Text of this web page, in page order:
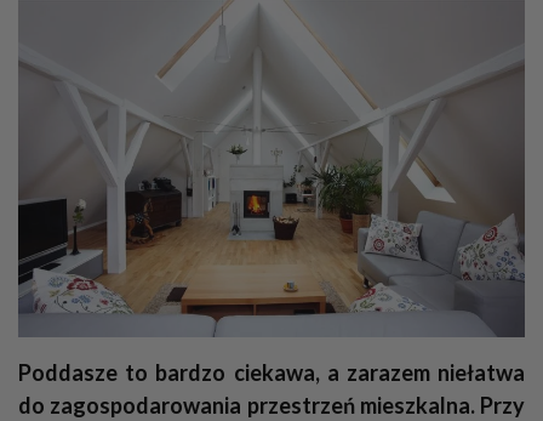
Poddasze to bardzo ciekawa, a zarazem niełatwa
do zagospodarowania przestrzeń mieszkalna. Przy